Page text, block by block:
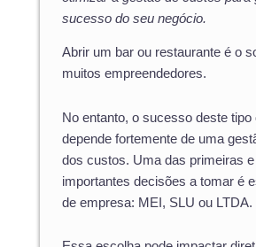
sucesso do seu negócio.
Abrir um bar ou restaurante é o
muitos empreendedores.
No entanto, o sucesso deste tipo
depende fortemente de uma
dos custos. Uma das primeiras
importantes decisões a tomar é
de empresa: MEI, SLU ou LTDA.